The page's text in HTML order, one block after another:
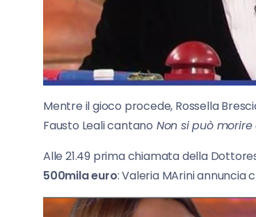
Mentre il gioco procede, Rossella
Fausto Leali cantano Non si può
Alle 21.49 prima chiamata della
500mila euro: Valeria MArini annuncia